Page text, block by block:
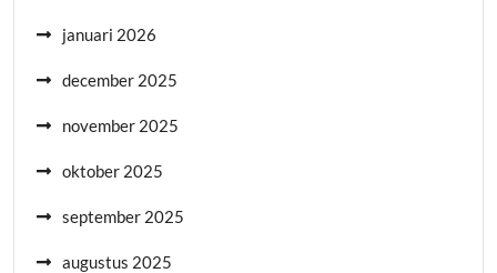
januari 2026
december 2025
november 2025
oktober 2025
september 2025
augustus 2025